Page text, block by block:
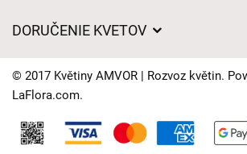
Časy doručenia kvetov – prehľad
DORUČENIE KVETOV
Kam doručujeme kvety
Kontaktujte nás
© 2017 Květiny AMVOR | Rozvoz květin.
LaFlora.com.